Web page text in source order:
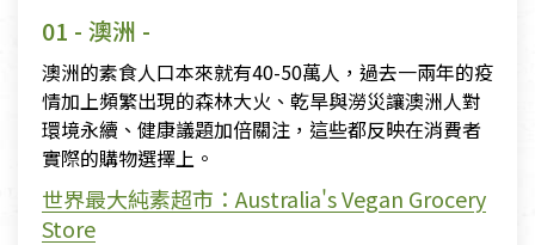
01 - 澳洲 -
澳洲的素食人口本來就有40-50萬人，過去一兩年的疫
情加上頻繁出現的森林大火、乾旱與澇災讓澳洲人對
環境永續、健康議題加倍關注，這些都反映在消費者
實際的購物選擇上。
世界最大純素超市： Australia's Vegan Grocery
Store